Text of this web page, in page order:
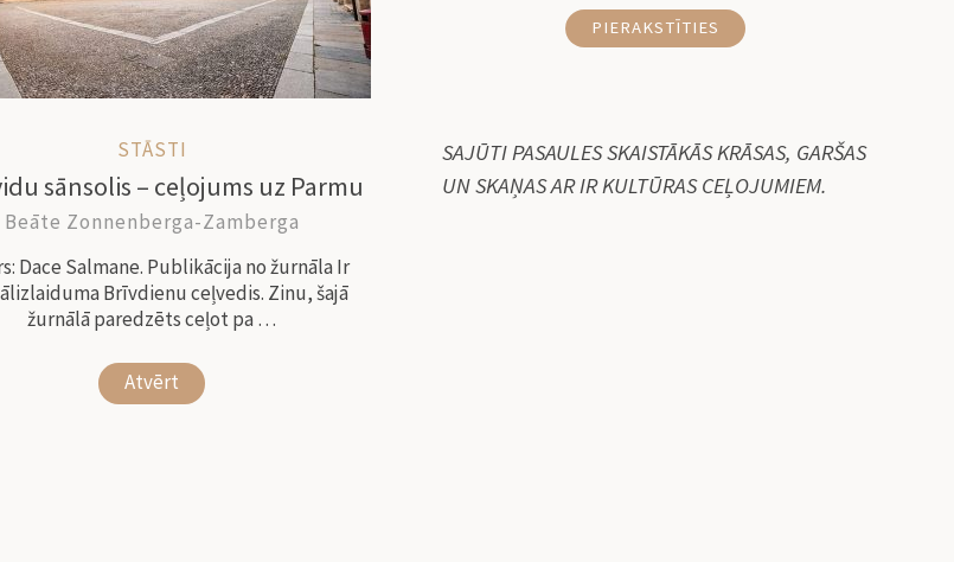
STĀSTI
sānsolis – ceļojums uz Parmu
Beāte Zonnenberga-Zamberga
Dace Salmane. Publikācija no žurnāla Ir
Brīvdienu ceļvedis. Zinu, šajā
žurnālā paredzēts ceļot pa …
Atvērt
PIERAKSTĪTIES
SAJŪTI PASAULES SKAISTĀKĀS KRĀSAS, GARŠAS
UN SKAŅAS AR IR KULTŪRAS CEĻOJUMIEM.